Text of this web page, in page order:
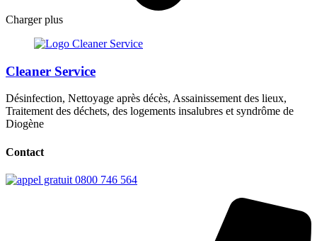
Charger plus
Cleaner Service
Désinfection, Nettoyage après décès, Assainissement des lieux,
Traitement des déchets, des logements insalubres et syndrôme de
Diogène
Contact